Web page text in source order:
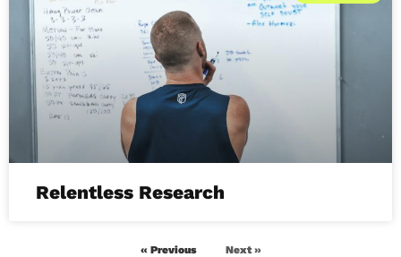
Relentless Research
« Previous Next »